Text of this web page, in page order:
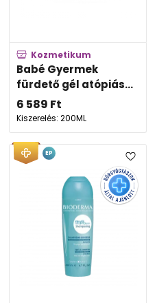
Kozmetikum
Babé Gyermek
fürdető gél atópiás...
6 589 Ft
Kiszerelés: 200ML
EP